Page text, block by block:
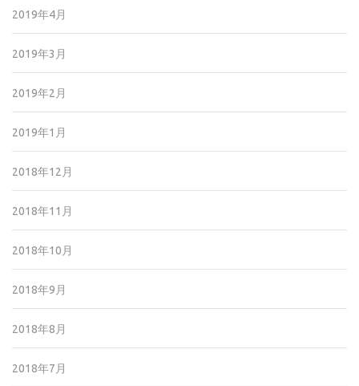
2019年4月
2019年3月
2019年2月
2019年1月
2018年12月
2018年11月
2018年10月
2018年9月
2018年8月
2018年7月